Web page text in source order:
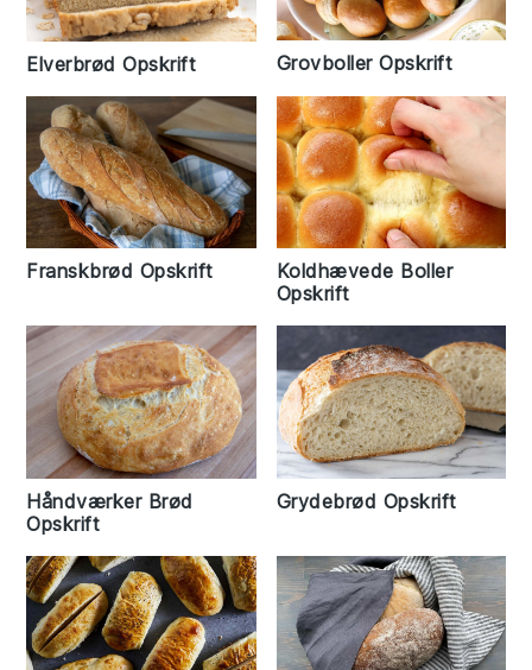
Elverbrød Opskrift Grovboller Opskrift
Franskbrød Opskrift
Koldhævede Boller
Opskrift
Håndværker Brød
Opskrift
Grydebrød Opskrift